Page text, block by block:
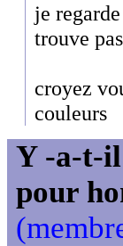
je
trouve
croyez
couleurs
Y -a-t-il
pour